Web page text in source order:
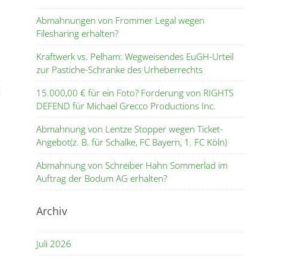
Abmahnungen von Frommer Legal wegen
Filesharing erhalten?
Kraftwerk vs. Pelham: Wegweisendes EuGH-Urteil
zur Pastiche-Schranke des Urheberrechts
15.000,00 € für ein Foto? Forderung von RIGHTS
DEFEND für Michael Grecco Productions Inc.
Abmahnung von Lentze Stopper wegen Ticket-
Angebot(z. B. für Schalke, FC Bayern, 1. FC Köln)
Abmahnung von Schreiber Hahn Sommerlad im
Auftrag der Bodum AG erhalten?
Archiv
Juli 2026